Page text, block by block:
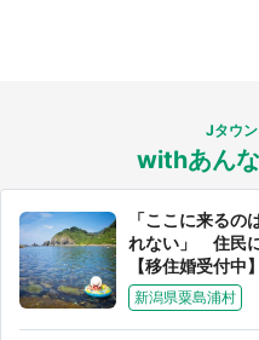
都
Jタウ
withあん
「ここに来る
れない」 住民
【移住婚受付中】
新潟県粟島浦村